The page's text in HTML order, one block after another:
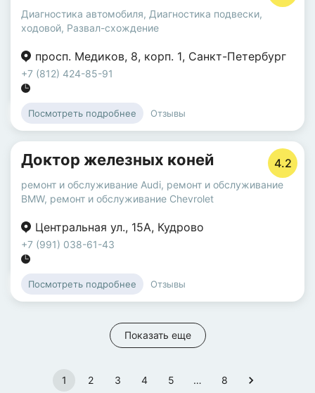
Диагностика автомобиля, Диагностика подвески,
ходовой, Развал-схождение
просп. Медиков, 8, корп. 1, Санкт-Петербург
+7 (812) 424-85-91
Посмотреть подробнее Отзывы
Доктор железных коней 4.2
ремонт и обслуживание Audi, ремонт и обслуживание
BMW, ремонт и обслуживание Chevrolet
Центральная ул., 15А, Кудрово
+7 (991) 038-61-43
Посмотреть подробнее Отзывы
Показать еще
1 2 3 4 5 … 8